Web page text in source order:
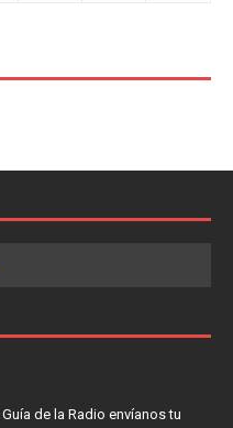
de la Radio envíanos tu